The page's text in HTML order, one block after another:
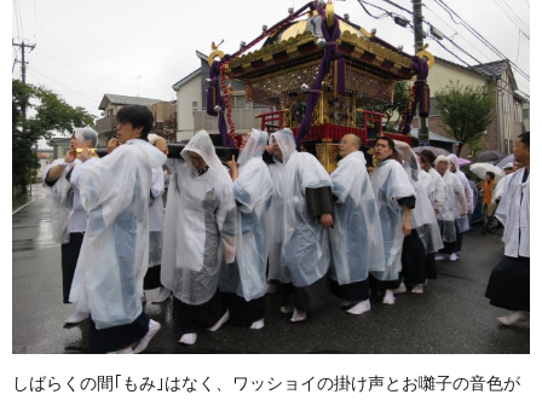
しばらくの間｢もみ｣はなく、ワッショイの掛け声とお囃子の音色が